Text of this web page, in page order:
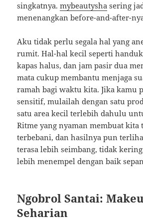
singkatnya.mybeautysha sering
menenangkan before-and-after-
Aku tidak perlu segala hal yang
rumit. Hal-hal kecil seperti
kapas halus, dan jam pasir dua
mata cukup membantu menjaga
ramah bagi waktu kita. Jika kamu
sensitif, mulailah dengan satu
satu area kecil terlebih dahulu
Ritme yang nyaman membuat kita
terbebani, dan hasilnya pun
terasa lebih seimbang, tidak
lebih menempel dengan baik
Ngobrol Santai:
Seharian